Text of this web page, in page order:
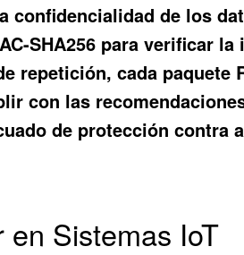
confidencialidad de los
SHA256 para verificar
repetición, cada
con las
de protección contra
Sistemas IoT